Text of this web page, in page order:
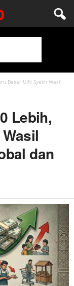
Besar UIN Syekh Wasil
Lebih,
dan